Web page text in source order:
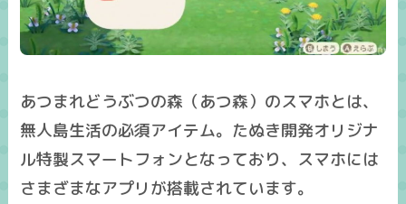
あつまれどうぶつの森（あつ森）のスマホとは、
無人島生活の必須アイテム。たぬき開発オリジナ
ル特製スマートフォンとなっており、スマホには
さまざまなアプリが搭載されています。